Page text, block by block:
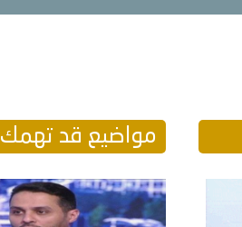
مواضيع قد تهمك